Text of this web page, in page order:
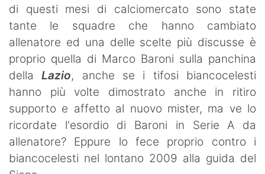
di questi mesi di calciomercato sono state
tante le squadre che hanno cambiato
allenatore ed una delle scelte più discusse è
proprio quella di Marco Baroni sulla panchina
dellaLazio, anche se i tifosi biancocelesti
hanno più volte dimostrato anche in ritiro
supporto e affetto al nuovo mister, ma ve lo
ricordate l'esordio di Baroni in Serie A da
allenatore? Eppure lo fece proprio contro i
biancocelesti nel lontano 2009 alla guida del